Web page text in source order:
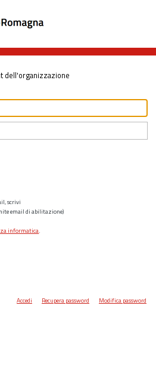
dell'organizzazione
scrivi
email di abilitazione)
informatica.
Accedi Recupera password Modifica password